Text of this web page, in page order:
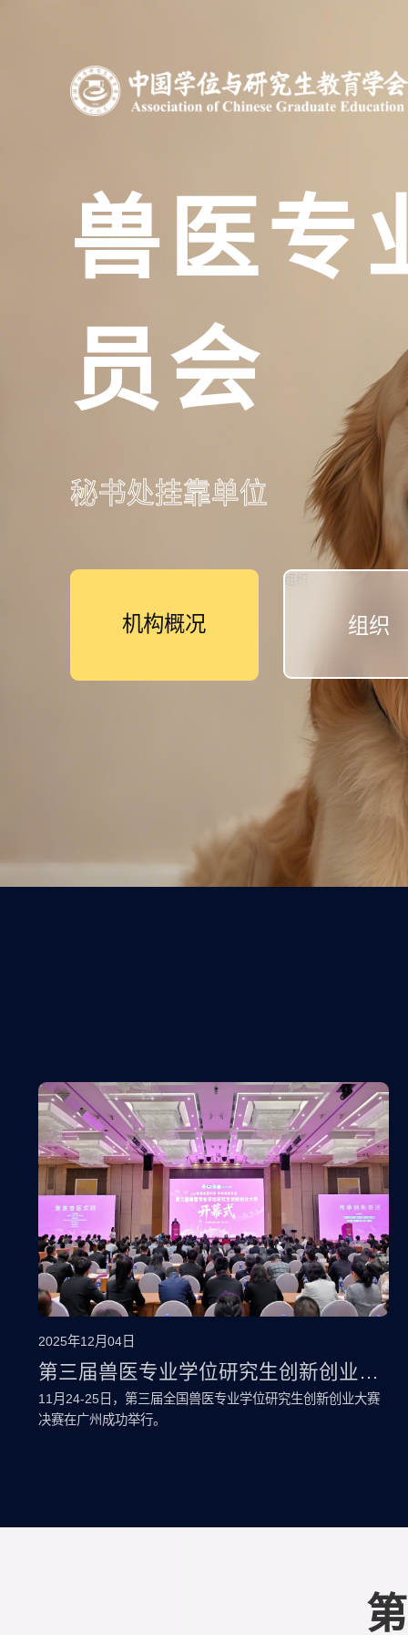
兽医专
员会
秘书处挂靠单位
机构概况
组织
2025年12月04日
第三届兽医专业学位研究生创新创业大
赛在广州成功举办
11月24-25日，第三届全国兽医专业学位研究生创新创业大赛
决赛在广州成功举行。